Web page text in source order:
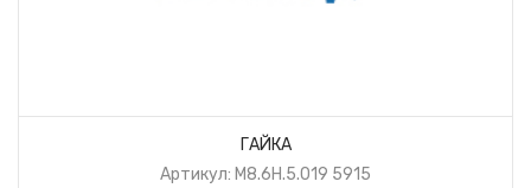
ГАЙКА
Артикул: М8.6Н.5.019 5915